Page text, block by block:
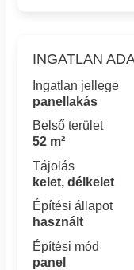
INGATLAN
Ingatlan jellege
panellakás
Belső terület
52 m²
Tájolás
kelet, délkelet
Építési állapot
használt
Építési mód
panel